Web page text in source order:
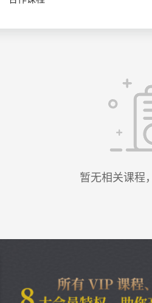
暂无相关课程，